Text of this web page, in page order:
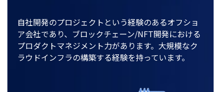
自社開発のプロジェクトという経験のあるオフショ
ア会社であり、ブロックチェーン/NFT開発における
プロダクトマネジメント力があります。大規模なク
ラウドインフラの構築する経験を持っています。